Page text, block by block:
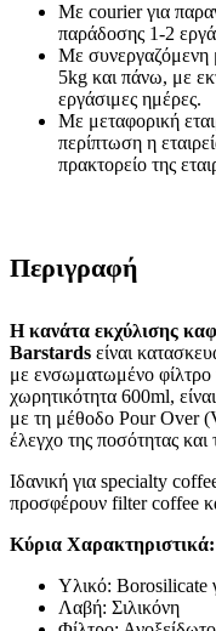
Με courier για
παράδοσης 1-2
Με συνεργαζόμενη
5kg και πάνω, με
εργάσιμες ημέρες.
Με μεταφορική
περίπτωση η
πρακτορείο της
Περιγραφή
Η κανάτα εκχύλισης
Barstards είναι
με ενσωματωμένο
χωρητικότητα 600ml,
με τη μέθοδο Pour Over
έλεγχο της ποσότητας
Ιδανική για specialty
προσφέρουν filter coffee
Κύρια Χαρακτηριστικά:
Υλικό: Borosilicate
Λαβή: Σιλικόνη